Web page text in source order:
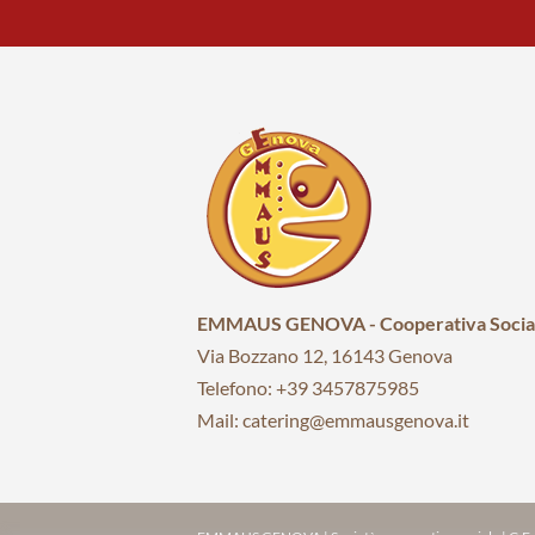
EMMAUS GENOVA - Cooperativa
Via Bozzano 12, 16143 Genova
Telefono: +39 3457875985
Mail: catering@emmausgenova.it